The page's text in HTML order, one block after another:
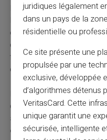
large de retrait progressif
liquide chez les acteurs
espèces restent un moyen
quotidien par une part
française, pour la
dépenses ou simplement
La question n'est donc pas
disparaître – il ne
solutions continueront à
ont besoin. À mesure que
juridiques légalement
dans un pays de la
résidentielle ou
Ce site présente une
propulsée par une
exclusive, développée
d’algorithmes détenus
VeritasCard. Cette
unique garantit une
sécurisée, intelligente